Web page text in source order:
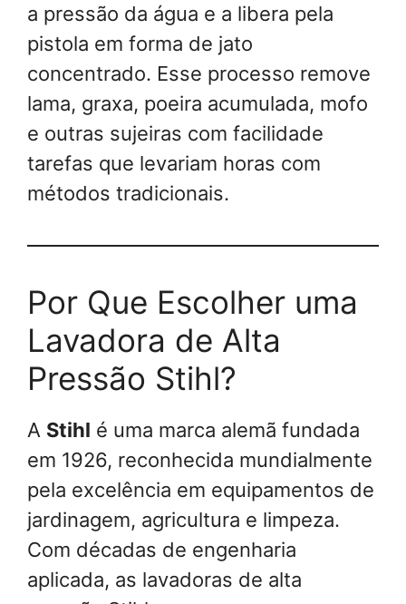
a pressão da água e a libera pela
pistola em forma de jato
concentrado. Esse processo remove
lama, graxa, poeira acumulada, mofo
e outras sujeiras com facilidade
tarefas que levariam horas com
métodos tradicionais.
Por Que Escolher uma
Lavadora de Alta
Pressão Stihl?
A Stihl é uma marca alemã fundada
em 1926, reconhecida mundialmente
pela excelência em equipamentos de
jardinagem, agricultura e limpeza.
Com décadas de engenharia
aplicada, as lavadoras de alta